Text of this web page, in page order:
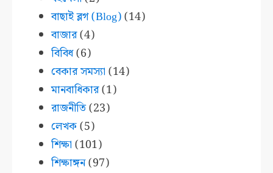
বাছাই ব্লগ (Blog)(14)
বাজার(4)
বিবিধ(6)
বেকার সমস্যা (14)
মানবাধিকার(1)
রাজনীতি(23)
লেখক(5)
শিক্ষা (101)
শিক্ষাঙ্গন(97)